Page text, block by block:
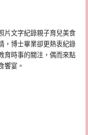
片文字紀錄親子育兒美食
，博士畢業卻更熱衷紀錄
育時事的關注，偶而來點
饗宴。